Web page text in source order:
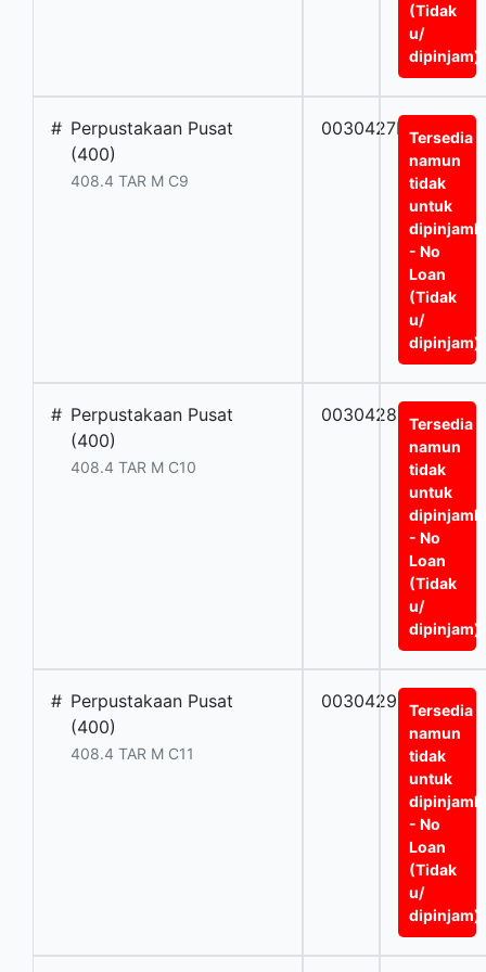
(Tidak
u/
dipinjam)
# Perpustakaan Pusat
(400)
408.4 TAR M C9
0030427BTTersedia
namun
tidak
untuk
- No
Loan
(Tidak
u/
dipinjam)
# Perpustakaan Pusat
(400)
408.4 TAR M C10
0030428BTTersedia
namun
tidak
untuk
- No
Loan
(Tidak
u/
dipinjam)
# Perpustakaan Pusat
(400)
408.4 TAR M C11
0030429BTTersedia
namun
tidak
untuk
- No
Loan
(Tidak
u/
dipinjam)